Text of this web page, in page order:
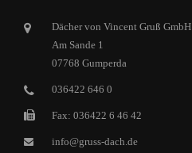
Dächer von Vincent Gruß GmbH
Am Sande 1
07768 Gumperda
036422 646 0
Fax: 036422 6 46 42
info@gruss-dach.de